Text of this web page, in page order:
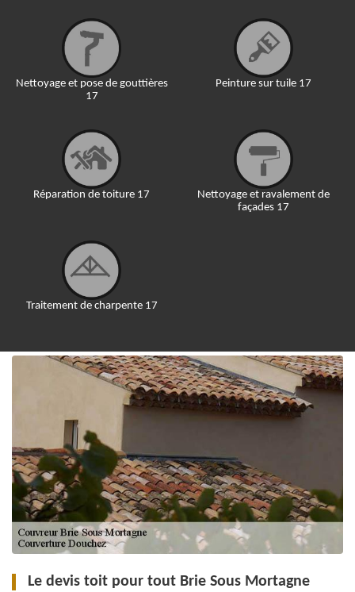
Nettoyage et pose de gouttières
17
Réparation de toiture 17
Traitement de charpente 17
Peinture sur tuile 17
Nettoyage et ravalement de
façades 17
Le devis toit pour tout Brie Sous Mortagne